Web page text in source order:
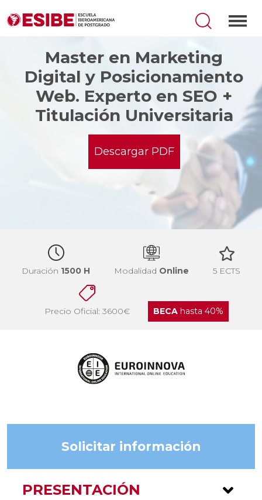
Master en Marketing
Digital y Posicionamiento
Web. Experto en SEO +
Titulación Universitaria
Descargar PDF
Duración 1500 H Modalidad Online 5 ECTS
Precio Oficial: 3600€ BECAhasta 40%
Solicitar información
PRESENTACIÓN